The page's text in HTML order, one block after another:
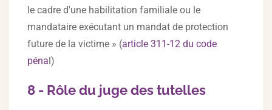
le cadre d'une habilitation familiale ou le
mandataire exécutant un mandat de protection
future de la victime » (article 311-12 du code
pénal)
8 - Rôle du juge des tutelles